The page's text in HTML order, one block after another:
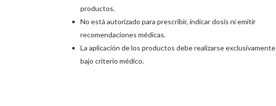
productos.
No está autorizado para prescribir, indicar dosis ni emitir
recomendaciones médicas.
La aplicación de los productos debe realizarse exclusivamente
bajo criterio médico.